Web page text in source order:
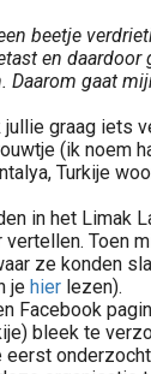
beetje
en
gaat
jullie graag iets
(ik noem
Turkije
in het Limak
Toen
ze konden
je hier lezen).
Facebook
bleek te